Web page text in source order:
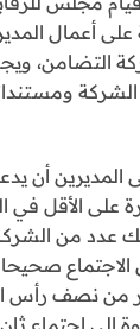
على أعمال
التضامن،
المديرين أن
على الأقل في
عدد من
الاجتماع
من نصف رأس